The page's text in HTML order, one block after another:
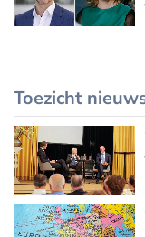
Toezicht